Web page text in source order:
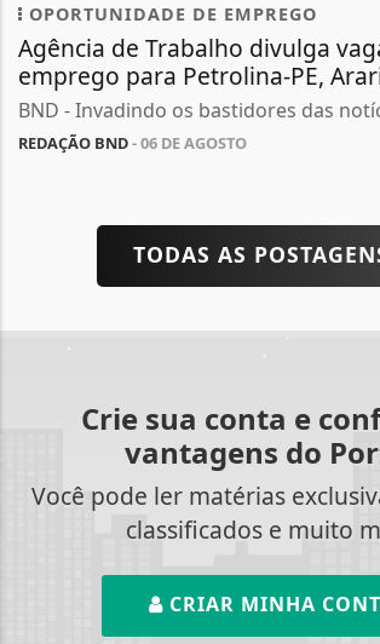
OPORTUNIDADE DE EMPREGO
Agência de Trabalho divulga
emprego para Petrolina-PE,
BND - Invadindo os bastidores das
REDAÇÃO BND- 06 DE AGOSTO
TODAS AS
Crie sua conta e
vantagens do
Você pode ler matérias
classificados e muito
CRIAR MINHA